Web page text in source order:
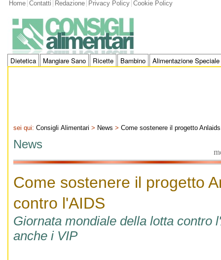
Home Contatti Redazione Privacy Policy Cookie Policy
Dietetica Mangiare Sano Ricette Bambino Alimentazione Speciale
sei qui: Consigli Alimentari > News > Come sostenere il progetto
News
Come sostenere il progetto
contro l'AIDS
Giornata mondiale della lotta contro
anche i VIP